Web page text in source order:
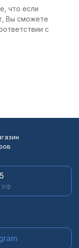
что если
Вы сможете
с
РФ